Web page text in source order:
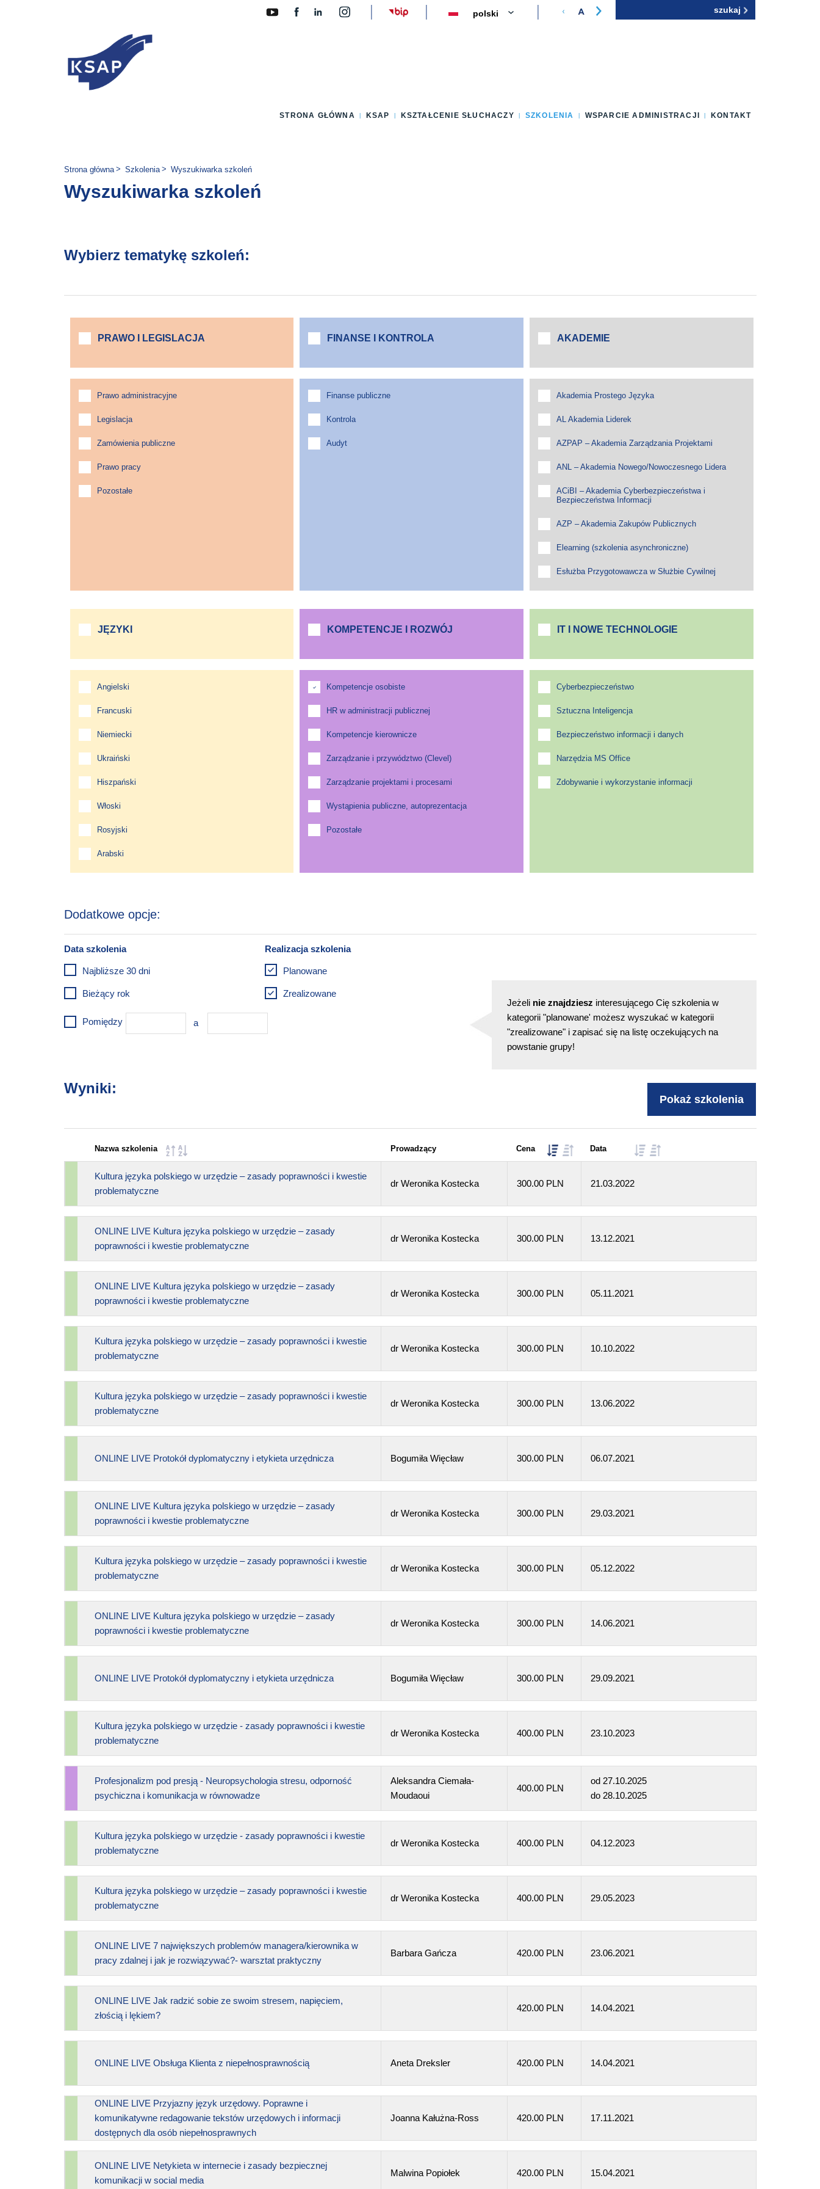
Zmień wersję językową strony
STRONA GŁÓWNA KSAP KSZTAŁCENIE SŁUCHACZY SZKOLENIA WSPARCIE ADMINISTRACJI KONTAKT
Jesteś tutaj:
Strona główna Szkolenia Wyszukiwarka szkoleń
Wyszukiwarka szkoleń
Wybierz tematykę szkoleń:
PRAWO I LEGISLACJA
Prawo administracyjne
Legislacja
Zamówienia publiczne
Prawo pracy
Pozostałe
FINANSE I KONTROLA
Finanse publiczne
Kontrola
Audyt
AKADEMIE
Akademia Prostego Języka
AL Akademia Liderek
AZPAP – Akademia Zarządzania Projektami
ANL – Akademia Nowego/Nowoczesnego Lidera
ACiBI – Akademia Cyberbezpieczeństwa i
Bezpieczeństwa Informacji
AZP – Akademia Zakupów Publicznych
Elearning (szkolenia asynchroniczne)
Esłużba Przygotowawcza w Służbie Cywilnej
JĘZYKI
Angielski
Francuski
Niemiecki
Ukraiński
Hiszpański
Włoski
Rosyjski
Arabski
KOMPETENCJE I ROZWÓJ
Kompetencje osobiste
HR w administracji publicznej
Kompetencje kierownicze
Zarządzanie i przywództwo (Clevel)
Zarządzanie projektami i procesami
Wystąpienia publiczne, autoprezentacja
Pozostałe
IT I NOWE TECHNOLOGIE
Cyberbezpieczeństwo
Sztuczna Inteligencja
Bezpieczeństwo informacji i danych
Narzędzia MS Office
Zdobywanie i wykorzystanie informacji
Pomiędzy
Najbliższe 30 dni
Bieżący rok
Planowane
Zrealizowane
Jeżeli nie znajdziesz interesującego Cię szkolenia w
kategorii "planowane' możesz wyszukać w kategorii
"zrealizowane" i zapisać się na listę oczekujących na
powstanie grupy!
Wyniki:
Nazwa szkolenia Prowadzący Cena Data
Kultura języka polskiego w urzędzie – zasady poprawności i kwestie
problematyczne
dr Weronika Kostecka 300.00 PLN 21.03.2022
ONLINE LIVE Kultura języka polskiego w urzędzie – zasady
poprawności i kwestie problematyczne
dr Weronika Kostecka 300.00 PLN 13.12.2021
ONLINE LIVE Kultura języka polskiego w urzędzie – zasady
poprawności i kwestie problematyczne
dr Weronika Kostecka 300.00 PLN 05.11.2021
Kultura języka polskiego w urzędzie – zasady poprawności i kwestie
problematyczne
dr Weronika Kostecka 300.00 PLN 10.10.2022
Kultura języka polskiego w urzędzie – zasady poprawności i kwestie
problematyczne
dr Weronika Kostecka 300.00 PLN 13.06.2022
ONLINE LIVE Protokół dyplomatyczny i etykieta urzędnicza Bogumiła Więcław 300.00 PLN 06.07.2021
ONLINE LIVE Kultura języka polskiego w urzędzie – zasady
poprawności i kwestie problematyczne
dr Weronika Kostecka 300.00 PLN 29.03.2021
Kultura języka polskiego w urzędzie – zasady poprawności i kwestie
problematyczne
dr Weronika Kostecka 300.00 PLN 05.12.2022
ONLINE LIVE Kultura języka polskiego w urzędzie – zasady
poprawności i kwestie problematyczne
dr Weronika Kostecka 300.00 PLN 14.06.2021
ONLINE LIVE Protokół dyplomatyczny i etykieta urzędnicza Bogumiła Więcław 300.00 PLN 29.09.2021
Kultura języka polskiego w urzędzie - zasady poprawności i kwestie
problematyczne
dr Weronika Kostecka 400.00 PLN 23.10.2023
Profesjonalizm pod presją - Neuropsychologia stresu, odporność
psychiczna i komunikacja w równowadze
Aleksandra Ciemała-
Moudaoui
400.00 PLN
od 27.10.2025
do 28.10.2025
Kultura języka polskiego w urzędzie - zasady poprawności i kwestie
problematyczne
dr Weronika Kostecka 400.00 PLN 04.12.2023
Kultura języka polskiego w urzędzie – zasady poprawności i kwestie
problematyczne
dr Weronika Kostecka 400.00 PLN 29.05.2023
ONLINE LIVE 7 największych problemów managera/kierownika w
pracy zdalnej i jak je rozwiązywać?- warsztat praktyczny
Barbara Gańcza 420.00 PLN 23.06.2021
ONLINE LIVE Jak radzić sobie ze swoim stresem, napięciem,
złością i lękiem?
420.00 PLN 14.04.2021
ONLINE LIVE Obsługa Klienta z niepełnosprawnością Aneta Dreksler 420.00 PLN 14.04.2021
ONLINE LIVE Przyjazny język urzędowy. Poprawne i
komunikatywne redagowanie tekstów urzędowych i informacji
dostępnych dla osób niepełnosprawnych
Joanna Kałużna-Ross 420.00 PLN 17.11.2021
ONLINE LIVE Netykieta w internecie i zasady bezpiecznej
komunikacji w social media
Malwina Popiołek 420.00 PLN 15.04.2021